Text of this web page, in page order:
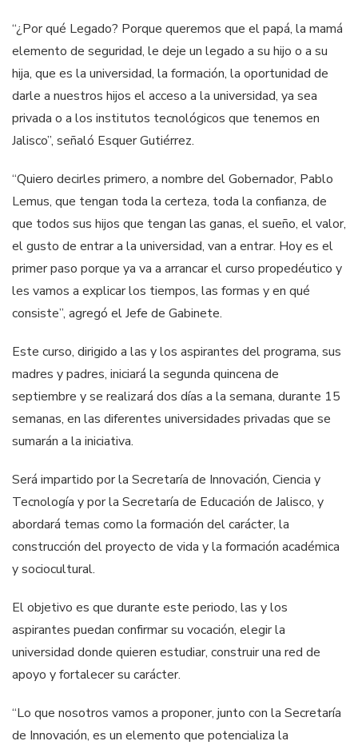
“¿Por qué Legado? Porque queremos que el papá, la mamá
elemento de seguridad, le deje un legado a su hijo o a su
hija, que es la universidad, la formación, la oportunidad de
darle a nuestros hijos el acceso a la universidad, ya sea
privada o a los institutos tecnológicos que tenemos en
Jalisco”, señaló Esquer Gutiérrez.
“Quiero decirles primero, a nombre del Gobernador, Pablo
Lemus, que tengan toda la certeza, toda la confianza, de
que todos sus hijos que tengan las ganas, el sueño, el valor,
el gusto de entrar a la universidad, van a entrar. Hoy es el
primer paso porque ya va a arrancar el curso propedéutico y
les vamos a explicar los tiempos, las formas y en qué
consiste”, agregó el Jefe de Gabinete.
Este curso, dirigido a las y los aspirantes del programa, sus
madres y padres, iniciará la segunda quincena de
septiembre y se realizará dos días a la semana, durante 15
semanas, en las diferentes universidades privadas que se
sumarán a la iniciativa.
Será impartido por la Secretaría de Innovación, Ciencia y
Tecnología y por la Secretaría de Educación de Jalisco, y
abordará temas como la formación del carácter, la
construcción del proyecto de vida y la formación académica
y sociocultural.
El objetivo es que durante este periodo, las y los
aspirantes puedan confirmar su vocación, elegir la
universidad donde quieren estudiar, construir una red de
apoyo y fortalecer su carácter.
“Lo que nosotros vamos a proponer, junto con la Secretaría
de Innovación, es un elemento que potencializa la